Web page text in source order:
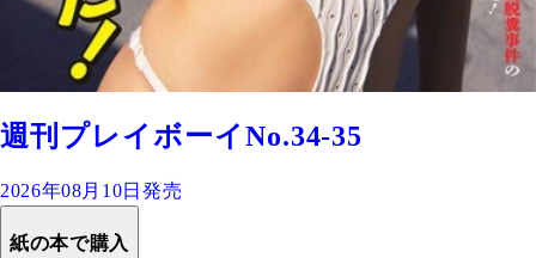
週刊プレイボーイNo.34-35
2026年08月10日発売
紙の本で購入